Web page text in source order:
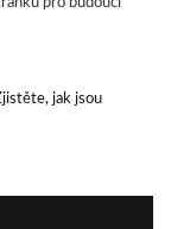
pro budoucí
jak jsou